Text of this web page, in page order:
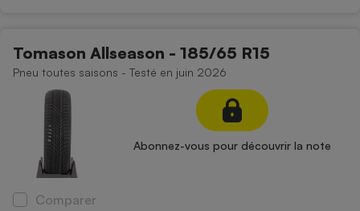
Tomason Allseason - 185/65 R15
Pneu toutes saisons - Testé en juin 2026
Abonnez-vous pour découvrir la note
Comparer